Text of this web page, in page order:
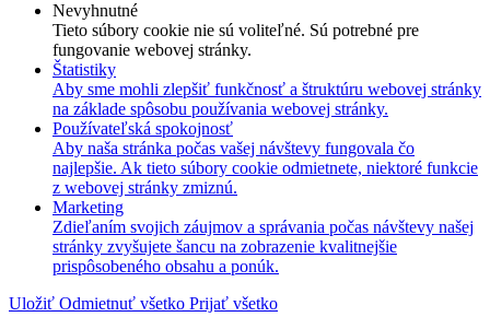
Nevyhnutné
Tieto súbory cookie nie sú voliteľné. Sú potrebné pre
fungovanie webovej stránky.
Štatistiky
Aby sme mohli zlepšiť funkčnosť a štruktúru webovej stránky
na základe spôsobu používania webovej stránky.
Používateľská spokojnosť
Aby naša stránka počas vašej návštevy fungovala čo
najlepšie. Ak tieto súbory cookie odmietnete, niektoré funkcie
z webovej stránky zmiznú.
Marketing
Zdieľaním svojich záujmov a správania počas návštevy našej
stránky zvyšujete šancu na zobrazenie kvalitnejšie
prispôsobeného obsahu a ponúk.
Uložiť Odmietnuť všetko Prijať všetko